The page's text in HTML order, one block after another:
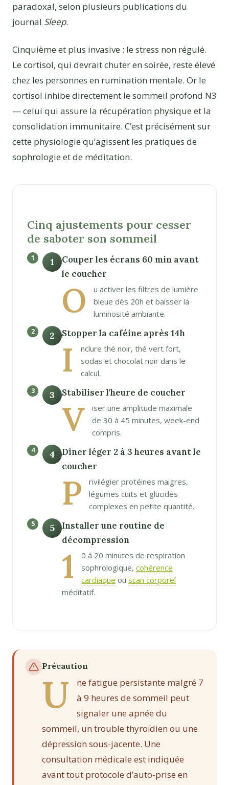
paradoxal, selon plusieurs publications du
journal Sleep.
Cinquième et plus invasive : le stress non régulé.
Le cortisol, qui devrait chuter en soirée, reste élevé
chez les personnes en rumination mentale. Or le
cortisol inhibe directement le sommeil profond N3
— celui qui assure la récupération physique et la
consolidation immunitaire. C’est précisément sur
cette physiologie qu’agissent les pratiques de
sophrologie et de méditation.
Cinq ajustements pour cesser
de saboter son sommeil
1
Couper les écrans 60 min avant
le coucher
O
u activer les filtres de lumière
bleue dès 20h et baisser la
luminosité ambiante.
2 Stopper la caféine après 14h
I
nclure thé noir, thé vert fort,
sodas et chocolat noir dans le
calcul.
3 Stabiliser l'heure de coucher
V
iser une amplitude maximale
de 30 à 45 minutes, week-end
compris.
4
Dîner léger 2 à 3 heures avant le
coucher
P
rivilégier protéines maigres,
légumes cuits et glucides
complexes en petite quantité.
5
Installer une routine de
décompression
1
0 à 20 minutes de respiration
sophrologique, cohérence
cardiaque ou scan corporel
méditatif.
Précaution
U
ne fatigue persistante malgré 7
à 9 heures de sommeil peut
signaler une apnée du
sommeil, un trouble thyroïdien ou une
dépression sous-jacente. Une
consultation médicale est indiquée
avant tout protocole d’auto-prise en